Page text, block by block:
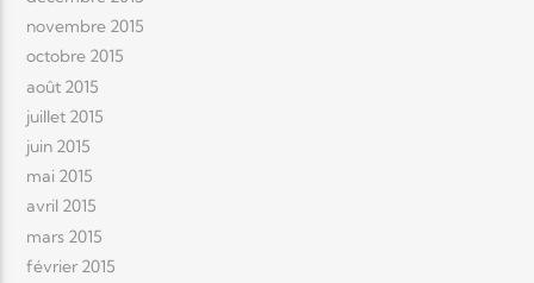
novembre 2015
octobre 2015
août 2015
juillet 2015
juin 2015
mai 2015
avril 2015
mars 2015
février 2015